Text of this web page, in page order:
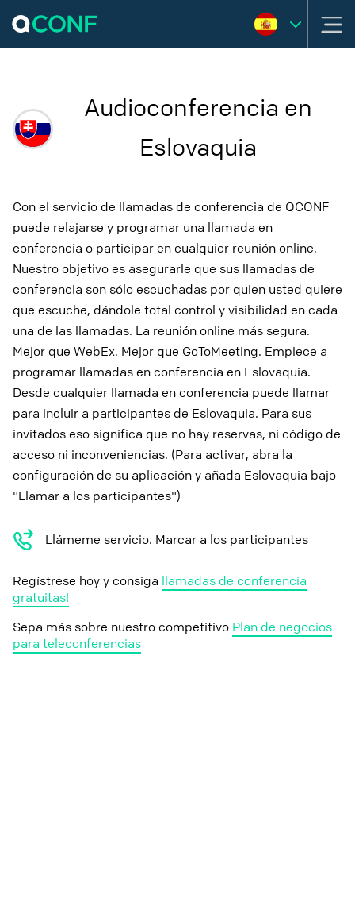
Audioconferencia en
Eslovaquia
Con el servicio de llamadas de conferencia de QCONF
puede relajarse y programar una llamada en
conferencia o participar en cualquier reunión online.
Nuestro objetivo es asegurarle que sus llamadas de
conferencia son sólo escuchadas por quien usted quiere
que escuche, dándole total control y visibilidad en cada
una de las llamadas. La reunión online más segura.
Mejor que WebEx. Mejor que GoToMeeting. Empiece a
programar llamadas en conferencia en Eslovaquia.
Desde cualquier llamada en conferencia puede llamar
para incluir a participantes de Eslovaquia. Para sus
invitados eso significa que no hay reservas, ni código de
acceso ni inconveniencias. (Para activar, abra la
configuración de su aplicación y añada Eslovaquia bajo
"Llamar a los participantes")
Llámeme servicio. Marcar a los participantes
Regístrese hoy y consiga llamadas de conferencia
gratuitas!
Sepa más sobre nuestro competitivo Plan de negocios
para teleconferencias